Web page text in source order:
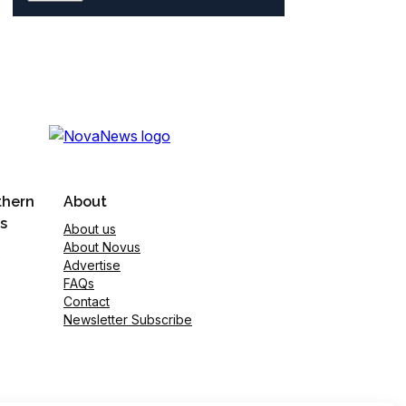
About
About us
About Novus
Advertise
FAQs
Contact
Newsletter Subscribe